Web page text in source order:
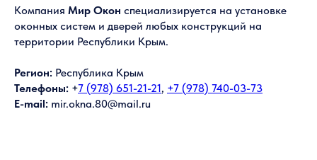
Компания Мир Окон специализируется на установке
оконных систем и дверей любых конструкций на
территории Республики Крым.
Регион: Республика Крым
Телефоны: +7 (978) 651-21-21, +7 (978) 740-03-73
E-mail: mir.okna.80@mail.ru